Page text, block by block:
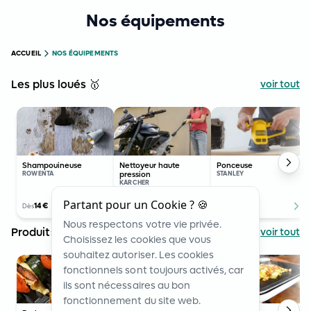
Partant pour un Cookie ? 🍪
Nous respectons votre vie privée.
Choisissez les cookies que vous
souhaitez autoriser. Les cookies
fonctionnels sont toujours activés, car
ils sont nécessaires au bon
fonctionnement du site web.
Nos équipements
ACCUEIL NOS ÉQUIPEMENTS
Les plus loués 🥇 voir tout
Shampouineuse
ROWENTA
Dès14€
Nettoyeur haute
pression
KÄRCHER
Dès 18€
Ponceuse
STANLEY
Produits pour les beaux jours ☀️ voir tout